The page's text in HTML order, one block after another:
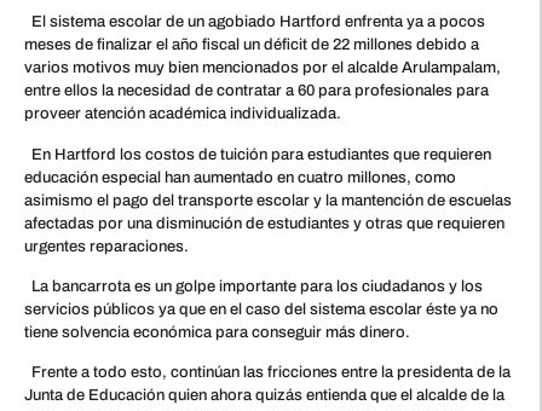
El sistema escolar de un agobiado Hartford enfrenta ya a pocos
meses de finalizar el año fiscal un déficit de 22 millones debido a
varios motivos muy bien mencionados por el alcalde Arulampalam,
entre ellos la necesidad de contratar a 60 para profesionales para
proveer atención académica individualizada.
En Hartford los costos de tuición para estudiantes que requieren
educación especial han aumentado en cuatro millones, como
asimismo el pago del transporte escolar y la mantención de escuelas
afectadas por una disminución de estudiantes y otras que requieren
urgentes reparaciones.
La bancarrota es un golpe importante para los ciudadanos y los
servicios públicos ya que en el caso del sistema escolar éste ya no
tiene solvencia económica para conseguir más dinero.
Frente a todo esto, continúan las fricciones entre la presidenta de la
Junta de Educación quien ahora quizás entienda que el alcalde de la